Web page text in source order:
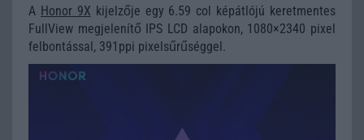
A Honor 9X kijelzője egy 6.59 col képátlójú keretmentes
FullView megjelenítő IPS LCD alapokon, 1080×2340 pixel
felbontással, 391ppi pixelsűrűséggel.